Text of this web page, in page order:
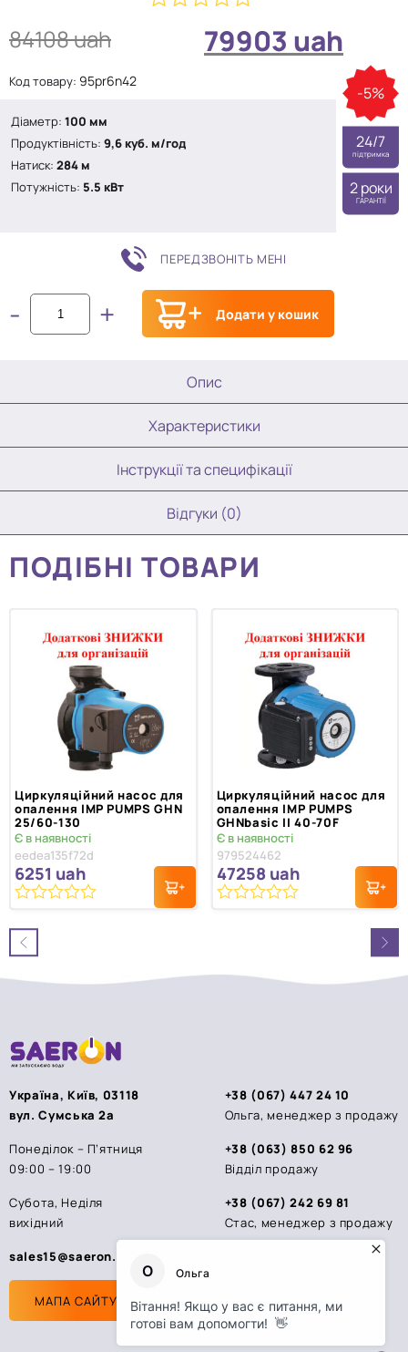
84108uah 79903 uah
Код товару: 95pr6n42
Діаметр: 100 мм
Продуктівність: 9,6 куб. м/год
Натиск: 284 м
Потужність: 5.5 кВт
ПЕРЕДЗВОНІТЬ МЕНІ
- + Додати у кошик
-5%
24/7
підтримка
2 роки
ГАРАНТІЇ
Опис
Характеристики
Інструкції та специфікації
Відгуки (0)
ПОДІБНІ ТОВАРИ
Циркуляційний насос для
опалення IMP PUMPS GHN
25/60-130
Є в наявності
eedea135f72d
6251 uah
з
5
Циркуляційний насос для
опалення IMP PUMPS
GHNbasic II 40-70F
Є в наявності
979524462
47258 uah
Україна, Київ, 03118
вул. Сумська 2а
Понеділок – П’ятниця
09:00 – 19:00
Субота, Неділя
вихідний
sales15@saeron.ua
МАПА САЙТУ
+38 (067) 447 24 10
Ольга, менеджер з продажу
+38 (063) 850 62 96
Відділ продажу
+38 (067) 242 69 81
Стас, менеджер з продажу